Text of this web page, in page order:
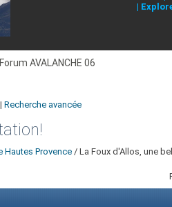
|
AVALANCHE 06
| Recherche avancée
Hautes Provence/ La Foux d'Allos, une